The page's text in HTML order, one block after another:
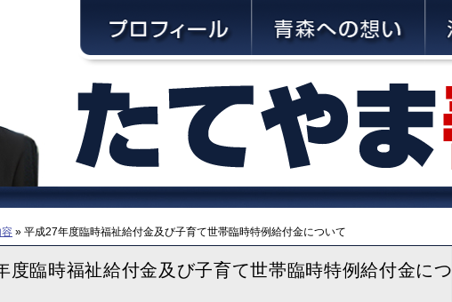
容 » 平成27年度臨時福祉給付金及び子育て世帯臨時特例給付金について
度臨時福祉給付金及び子育て世帯臨時特例給付金につ